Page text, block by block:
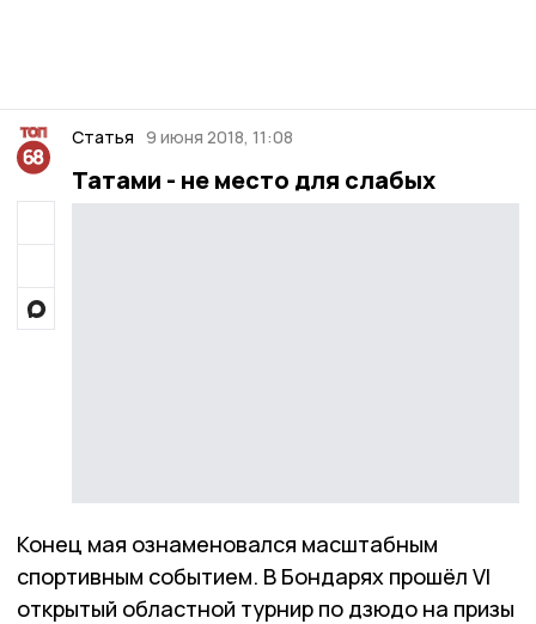
Статья 9 июня 2018, 11:08
Татами - не место для слабых
Конец мая ознаменовался масштабным
спортивным событием. В Бондарях прошёл VI
открытый областной турнир по дзюдо на призы